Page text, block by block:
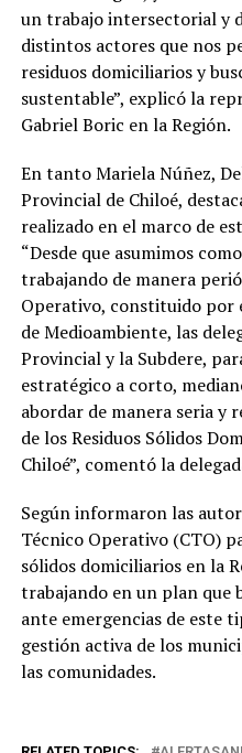
un trabajo intersectorial y
distintos actores que nos
residuos domiciliarios y
sustentable”, explicó la
Gabriel Boric en la Región.
En tanto Mariela Núñez,
Provincial de Chiloé,
realizado en el marco de
“Desde que asumimos
trabajando de manera
Operativo, constituido por
de Medioambiente, las
Provincial y la Subdere,
estratégico a corto,
abordar de manera seria y
de los Residuos Sólidos
Chiloé”, comentó la
Según informaron las
Técnico Operativo (CTO)
sólidos domiciliarios en la
trabajando en un plan que
ante emergencias de este
gestión activa de los
las comunidades.